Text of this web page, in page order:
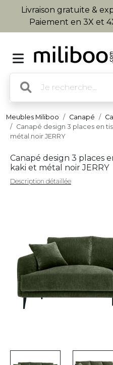
Livraison gratuite &
Paiement en 3X et
Meubles Miliboo Canapé
Canapé design 3 places en
métal noir JERRY
Canapé design 3 places
kaki et métal noir JERRY
Description détaillée